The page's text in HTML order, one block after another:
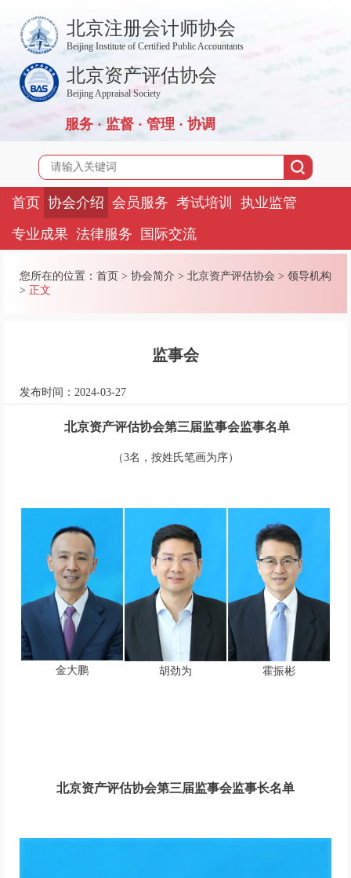
北京注册会计师协会
Beijing Institute of Certified Public Accountants
北京资产评估协会
Beijing Appraisal Society
服务 · 监督 · 管理 · 协调
首页 协会介绍 会员服务 考试培训
执业监管
专业成果 法律服务 国际交流
您所在的位置： 首页 > 协会简介 > 北京资产评估协会 > 领导机构
> 正文
监事会
发布时间：2024-03-27
北京资产评估协会第三届监事会监事名单
（3名，按姓氏笔画为序）
金大鹏 胡劲为 霍振彬
北京资产评估协会第三届监事会监事长名单